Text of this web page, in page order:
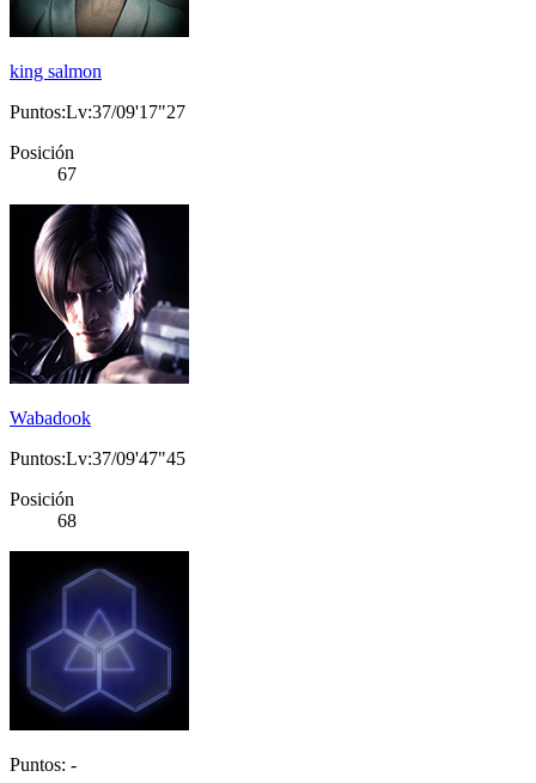
king salmon
Puntos:Lv:37/09'17"27
Posición
67
Wabadook
Puntos:Lv:37/09'47"45
Posición
68
Puntos: -